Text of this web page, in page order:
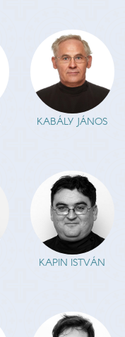
KABÁLY JÁNOS
KAPIN ISTVÁN